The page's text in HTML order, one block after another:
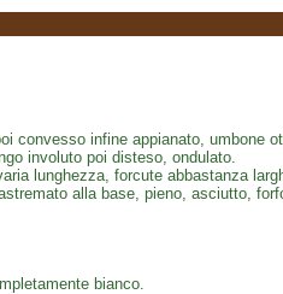
convesso infine appianato, umbone
involuto poi disteso, ondulato.
lunghezza, forcute abbastanza
alla base, pieno, asciutto,
bianco.